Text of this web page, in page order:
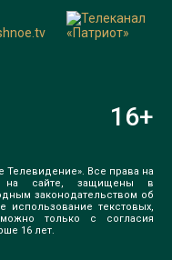
Все права на
на сайте, защищены в
законодательством об
использование текстовых,
только с согласия
16 лет.
16+